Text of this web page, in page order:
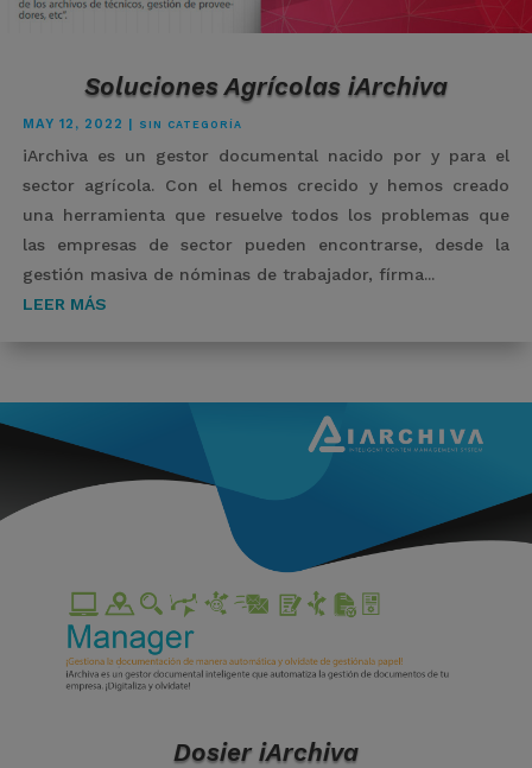
Soluciones Agrícolas iArchiva
MAY 12, 2022 SIN CATEGORÍA
iArchiva es un gestor documental nacido por y para el
sector agrícola. Con el hemos crecido y hemos creado
una herramienta que resuelve todos los problemas que
las empresas de sector pueden encontrarse, desde la
gestión masiva de nóminas de trabajador, fírma...
LEER MÁS
Dosier iArchiva